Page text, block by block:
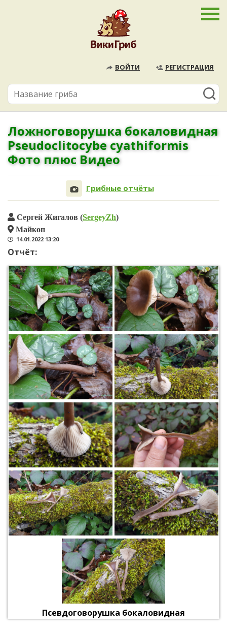
ВОЙТИ РЕГИСТРАЦИЯ
Ложноговорушка бокаловидная
Pseudoclitocybe cyathiformis
Фото плюс Видео
Грибные отчёты
Сергей Жигалов (SergeyZh)
Майкоп
14.01.2022 13:20
Отчёт:
Псевдоговорушка бокаловидная